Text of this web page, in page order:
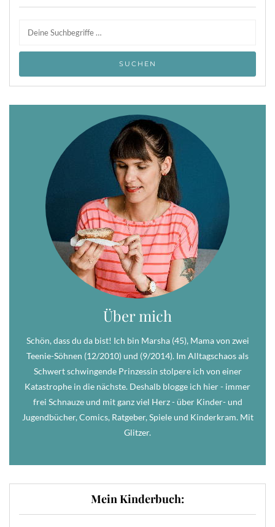
Über mich
Schön, dass du da bist! Ich bin Marsha (45), Mama von zwei
Teenie-Söhnen (12/2010) und (9/2014). Im Alltagschaos als
Schwert schwingende Prinzessin stolpere ich von einer
Katastrophe in die nächste. Deshalb blogge ich hier - immer
frei Schnauze und mit ganz viel Herz - über Kinder- und
Jugendbücher, Comics, Ratgeber, Spiele und Kinderkram. Mit
Glitzer.
Mein Kinderbuch: